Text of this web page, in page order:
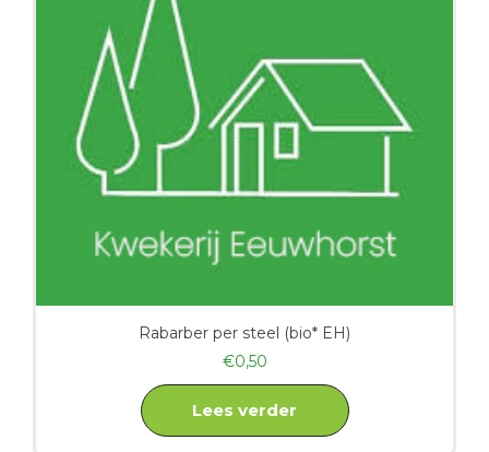
Rabarber per steel (bio* EH)
€0,50
Lees verder